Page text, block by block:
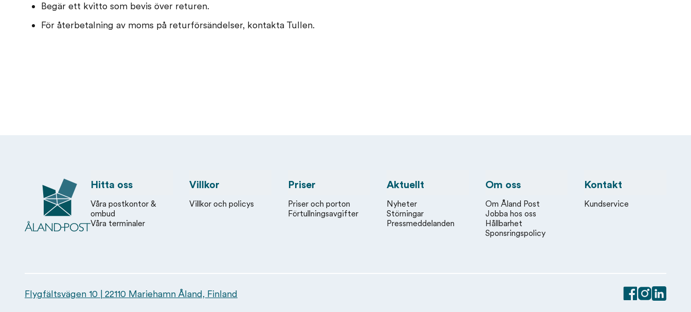
Begär ett kvitto som bevis över returen.
För återbetalning av moms på returförsändelser, kontakta Tullen.
Åland PostHitta oss
Våra postkontor &
ombud
Våra terminaler
Villkor
Villkor och policys
Priser
Priser och porton
Förtullningsavgifter
Aktuellt
Nyheter
Störningar
Pressmeddelanden
Om oss
Om Åland Post
Jobba hos oss
Hållbarhet
Sponsringspolicy
Kontakt
Kundservice
Flygfältsvägen 10 | 22110 Mariehamn Åland, Finland Facebook
Instagram
Linkedin